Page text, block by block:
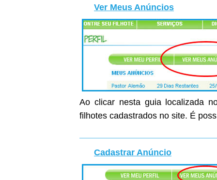
Ver Meus Anúncios
Ao clicar nesta guia localizada
filhotes cadastrados no site. É
Cadastrar Anúncio